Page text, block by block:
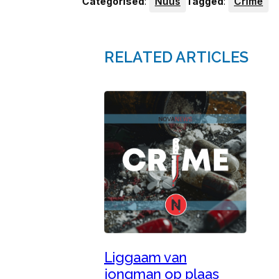
RELATED ARTICLES
Liggaam van
jongman op plaas